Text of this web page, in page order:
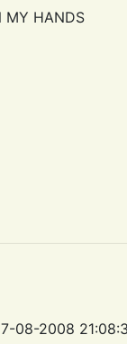
MY HANDS
08-2008